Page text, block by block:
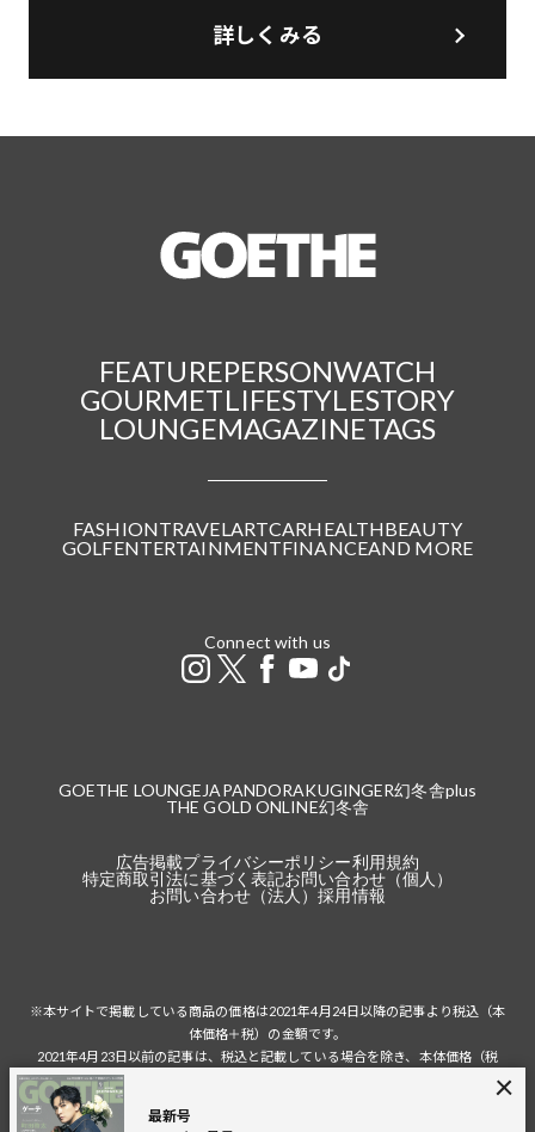
詳しくみる
最新号
FEATUREPERSONWATCH
GOURMETLIFESTYLESTORY
LOUNGEMAGAZINETAGS
FASHIONTRAVELARTCARHEALTHBEAUTY
GOLFENTERTAINMENTFINANCEAND MORE
Connect with us
GOETHE LOUNGE JAPANDORAKUGINGER幻冬舎plus
THE GOLD ONLINE幻冬舎
広告掲載プライバシーポリシー利用規約
特定商取引法に基づく表記お問い合わせ（個人）
お問い合わせ（法人）採用情報
※本サイトで掲載している商品の価格は2021年4月24日以降の記事より税込（本
体価格＋税）の金額です。
2021年4月23日以前の記事は、税込と記載している場合を除き、本体価格（税
税込の場合の税額は掲載当時の税率に準じます。